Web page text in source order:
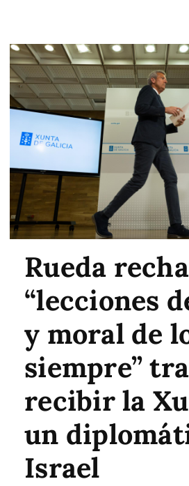
Rueda
“lecciones
y moral de
siempre”
recibir la
un
Israel